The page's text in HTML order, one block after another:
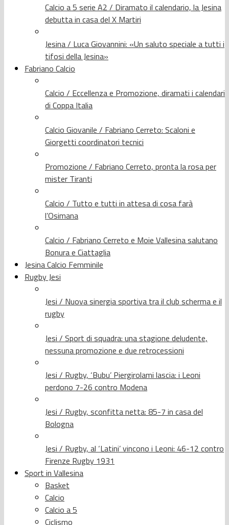
Calcio a 5 serie A2 / Diramato il calendario, la Jesina
debutta in casa del X Martiri
Jesina / Luca Giovannini: «Un saluto speciale a tutti i
tifosi della Jesina»
Fabriano Calcio
Calcio / Eccellenza e Promozione, diramati i calendari
di Coppa Italia
Calcio Giovanile / Fabriano Cerreto: Scaloni e
Giorgetti coordinatori tecnici
Promozione / Fabriano Cerreto, pronta la rosa per
mister Tiranti
Calcio / Tutto e tutti in attesa di cosa farà
l’Osimana
Calcio / Fabriano Cerreto e Moie Vallesina salutano
Bonura e Ciattaglia
Jesina Calcio Femminile
Rugby Jesi
Jesi / Nuova sinergia sportiva tra il club scherma e il
rugby
Jesi / Sport di squadra: una stagione deludente,
nessuna promozione e due retrocessioni
Jesi / Rugby, ‘Bubu’ Piergirolami lascia: i Leoni
perdono 7-26 contro Modena
Jesi / Rugby, sconfitta netta: 85-7 in casa del
Bologna
Jesi / Rugby, al ‘Latini’ vincono i Leoni: 46-12 contro
Firenze Rugby 1931
Sport in Vallesina
Basket
Calcio
Calcio a 5
Ciclismo